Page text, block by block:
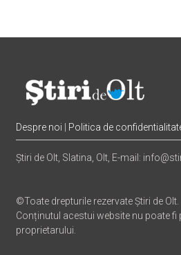
Despre noi Politica de
Știri de Olt, Slatina, Olt, E-mail:
©Toate drepturile rezervate Știri de Olt.
Conținutul acestui website nu poate fi
proprietarului.